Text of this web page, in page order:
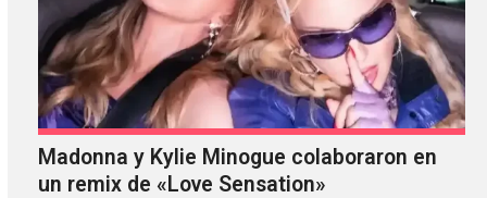
Madonna y Kylie Minogue colaboraron en
un remix de «Love Sensation»